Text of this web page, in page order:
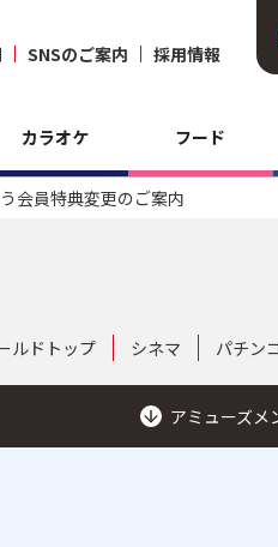
SNSのご案内 採用情報
カラオケ フード
会員特典変更のご案内
ルドトップ シネマ パチン
アミューズメ